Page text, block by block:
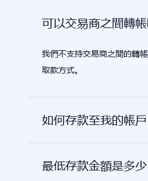
可以交易商之間轉帳
我們不支持交易商之間的轉
取款方式。
如何存款至我的帳戶
最低存款金額是多少